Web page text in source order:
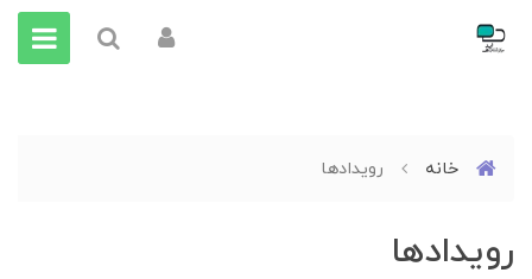
خانه رویداد‌ها
رویداد‌ها